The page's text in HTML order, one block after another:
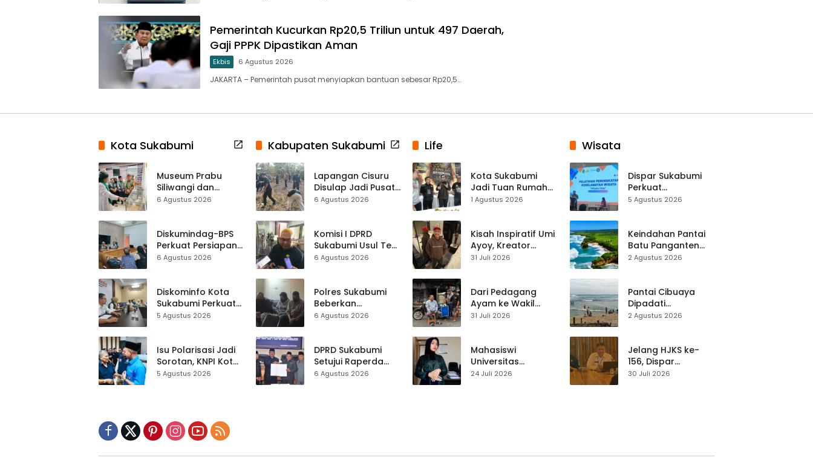
Pemerintah Kucurkan Rp20,5 Triliun untuk 497 Daerah,
Gaji PPPK Dipastikan Aman
Ekbis 6 Agustus 2026
JAKARTA – Pemerintah pusat menyiapkan bantuan sebesar Rp20,5…
Kota Sukabumi
Museum Prabu
Siliwangi dan
Museum Keramik
Hampir 500 Koleksi
Dipisahkan
6 Agustus 2026
Diskumindag-BPS
Perkuat Persiapan
Sensus Ekonomi,
Terbuka Beri Data
6 Agustus 2026
Diskominfo Kota
Sukabumi Perkuat
Satu Data
Kewilayahan
Dikebut
5 Agustus 2026
Isu Polarisasi Jadi
Sorotan, KNPI Kota
Sukabumi Ajak
5 Agustus 2026
Kabupaten Sukabumi
Lapangan Cisuru
Disulap Jadi Pusat
Perayaan HUT RI,
Satukan Tenaga
6 Agustus 2026
Komisi I DPRD
Sukabumi Usul Tes
Rambut Jadi
2027
6 Agustus 2026
Polres Sukabumi
Beberkan
Kronologi
dalam Kasus Sabu
6 Agustus 2026
DPRD Sukabumi
Setujui Raperda
Disabilitas,
6 Agustus 2026
Life
Kota Sukabumi
Jadi Tuan Rumah
Kontes Batu Akik
1 Agustus 2026
Kisah Inspiratif Umi
Ayoy, Kreator
TikTok Asal
Live Streaming
31 Juli 2026
Dari Pedagang
Ayam ke Wakil
Ketua DPRD, H.
Pasar Cisaat
31 Juli 2026
Mahasiswi
Universitas
Muhammadiyah
24 Juli 2026
Wisata
Dispar Sukabumi
Perkuat
Keselamatan
Mitigasi hingga
Teknik Evakuasi
5 Agustus 2026
Keindahan Pantai
Batu Panganten
Mulai Dilirik
2 Agustus 2026
Pantai Cibuaya
Dipadati
Wisatawan,
Waspada
2 Agustus 2026
Jelang HJKS ke-
156, Dispar
Kabupaten
30 Juli 2026